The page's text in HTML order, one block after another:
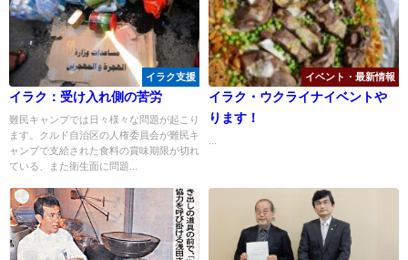
イラク支援
イラク：受け入れ側の苦労
難民キャンプでは日々様々な問題が起こり
ます。クルド自治区の人権委員会が難民キ
ャンプで支給された食料の賞味期限が切れ
ている、また衛生面に問題...
イベント・最新情報
イラク・ウクライナイベントや
ります！